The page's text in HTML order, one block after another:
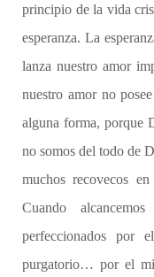
principio de la vida
esperanza. La
lanza nuestro amor
nuestro amor no
alguna forma, porque
no somos del todo de
muchos recovecos
Cuando
perfeccionados por
purgatorio… por el